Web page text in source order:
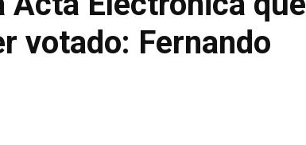
Síganos
Síganos
votado: Fernando